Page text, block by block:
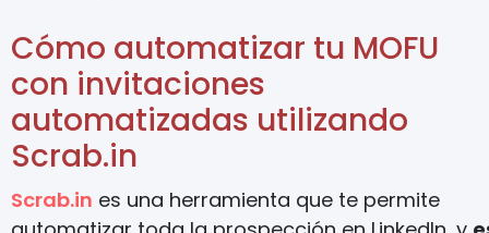
Cómo automatizar tu MOFU
con invitaciones
automatizadas utilizando
Scrab.in
Scrab.in es una herramienta que te permite